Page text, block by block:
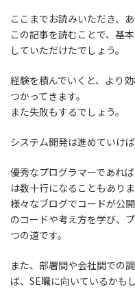
ここまでお読みいただき、
この記事を読むことで、基
していただけたでしょう。
経験を積んでいくと、より
つかってきます。
また失敗もするでしょう。
システム開発は進めていけ
優秀なプログラマーであれ
は数十行になることもありま
様々なブログでコードが公
のコードや考え方を学び、
つの道です。
また、部署間や会社間での
ば、SE職に向いているかも